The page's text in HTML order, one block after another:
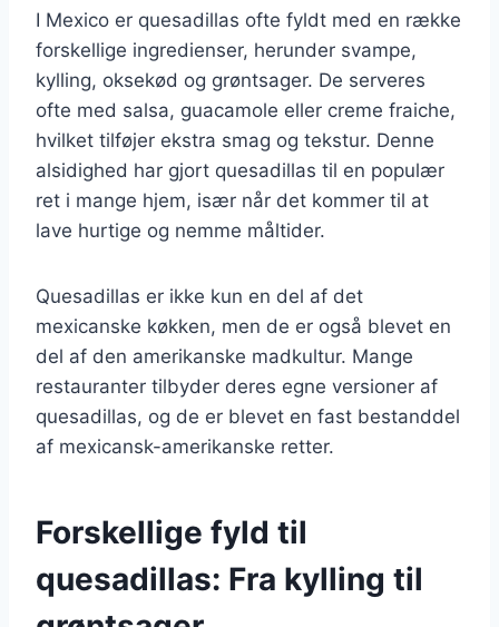
I Mexico er quesadillas ofte fyldt med en række
forskellige ingredienser, herunder svampe,
kylling, oksekød og grøntsager. De serveres
ofte med salsa, guacamole eller creme fraiche,
hvilket tilføjer ekstra smag og tekstur. Denne
alsidighed har gjort quesadillas til en populær
ret i mange hjem, især når det kommer til at
lave hurtige og nemme måltider.
Quesadillas er ikke kun en del af det
mexicanske køkken, men de er også blevet en
del af den amerikanske madkultur. Mange
restauranter tilbyder deres egne versioner af
quesadillas, og de er blevet en fast bestanddel
af mexicansk-amerikanske retter.
Forskellige fyld til
quesadillas: Fra kylling til